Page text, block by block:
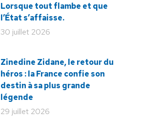
Lorsque tout flambe et que
l’État s’affaisse.
30 juillet 2026
Zinedine Zidane, le retour du
héros : la France confie son
destin à sa plus grande
légende
29 juillet 2026